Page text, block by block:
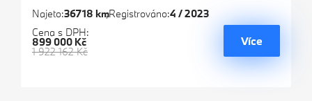
Najeto:36718 kmRegistrováno:4 / 2023
Cena s DPH:
1 922 162 Kč
899 000 Kč Více